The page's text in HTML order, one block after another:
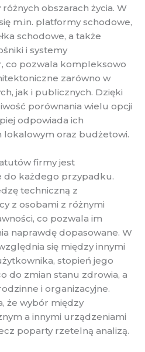
obszarach życia. W
m.in. platformy schodowe,
schodowe, a także
i systemy
co pozwala kompleksowo
zarówno w
jak i publicznych. Dzięki
porównania wielu opcji
odpowiada ich
oraz budżetowi.
firmy jest
do każdego przypadku.
techniczną z
z osobami z różnymi
co pozwala im
naprawdę dopasowane. W
się między innymi
stopień jego
do zmian stanu zdrowia, a
i organizacyjne.
że wybór między
a innymi urządzeniami
poparty rzetelną analizą.